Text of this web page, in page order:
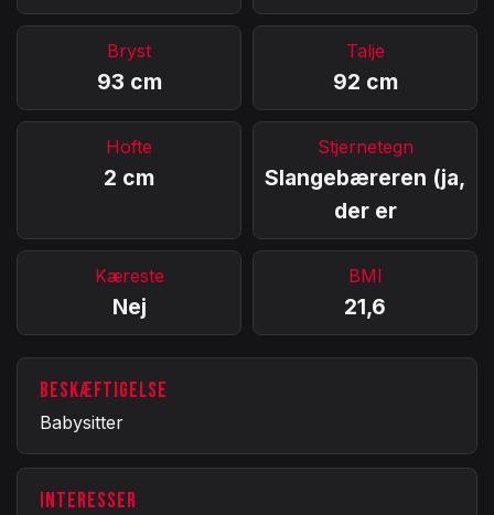
Bryst
93 cm
Talje
92 cm
Hofte
2 cm
Stjernetegn
Slangebæreren (ja,
der er
Kæreste
Nej
BMI
21,6
BESKÆFTIGELSE
Babysitter
INTERESSER